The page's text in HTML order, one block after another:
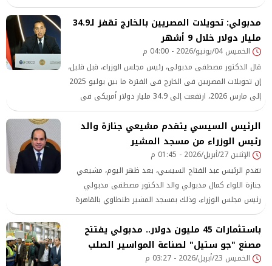
مدبولي: تحويلات المصريين بالخارج تقفز لـ34.9
مليار دولار خلال 9 أشهر
الخميس 04/يونيو/2026 - 04:00 م
قال الدكتور مصطفى مدبولى، رئيس مجلس الوزراء، قبل قليل،
إن تحويلات المصريين فى الخارج فى الفترة ما بين يوليو 2025
إلى مارس 2026، ارتفعت إلى 34.9 مليار دولار أمريكى فى
خلال فترة زمنية 9 أشهر.
الرئيس السيسي يتقدم مشيعي جنازة والد
رئيس الوزراء من مسجد المشير
الإثنين 27/أبريل/2026 - 01:45 م
تقدم الرئيس عبد الفتاح السيسي، بعد ظهر اليوم، مشيعي
جنازة اللواء كمال مدبولي والد الدكتور مصطفى مدبولي
رئيس مجلس الوزراء، وذلك بمسجد المشير طنطاوي بالقاهرة
الجديدة. وصرح المتحدث الرسمي باسم رئاسة الجمهورية بأن
الرئيس قدم خالص التعازي والمواساة للدكتور مصطفى
مدبولي وأسرة الفقيد، داعيا الله تعالى أن يتغمده
باستثمارات 45 مليون دولار.. مدبولي يفتتح
مصنع "جو ستيل" لصناعة المواسير الصلب
الخميس 23/أبريل/2026 - 03:27 م